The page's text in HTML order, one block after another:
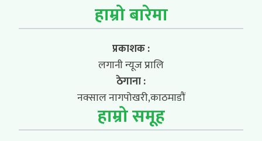
हाम्रो बारेमा
प्रकाशक :
लगानी न्यूज प्रालि
ठेगाना :
नक्साल नागपोखरी,काठमाडौं
हाम्रो समूह